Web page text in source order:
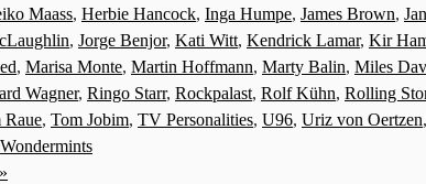
Maass, Herbie Hancock, Inga Humpe, James Brown,
, Jorge Benjor, Kati Witt, Kendrick Lamar, Kir
, Marisa Monte, Martin Hoffmann, Marty Balin, Miles
Wagner, Ringo Starr, Rockpalast, Rolf Kühn, Rolling
Raue, Tom Jobim, TV Personalities, U96, Uriz von Oertzen,
Wondermints